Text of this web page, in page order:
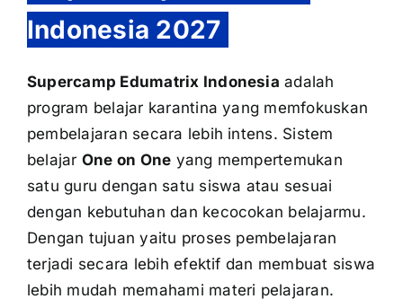
Indonesia 2027
Supercamp Edumatrix Indonesia adalah
program belajar karantina yang memfokuskan
pembelajaran secara lebih intens. Sistem
belajar One on One yang mempertemukan
satu guru dengan satu siswa atau sesuai
dengan kebutuhan dan kecocokan belajarmu.
Dengan tujuan yaitu proses pembelajaran
terjadi secara lebih efektif dan membuat siswa
lebih mudah memahami materi pelajaran.